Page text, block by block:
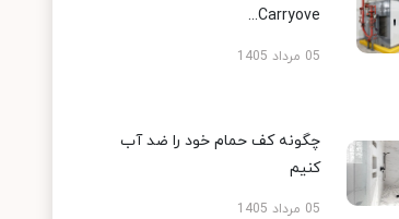
Carryove...
05 مرداد 1405
چگونه کف حمام خود را ضد آب
کنیم
05 مرداد 1405